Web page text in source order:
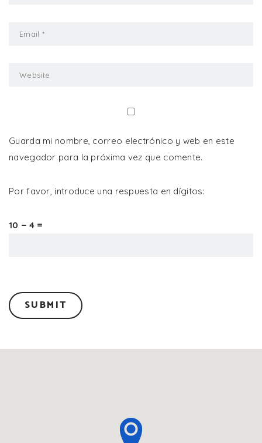
Guarda mi nombre, correo electrónico y web en este
navegador para la próxima vez que comente.
Por favor, introduce una respuesta en dígitos:
10 − 4 =